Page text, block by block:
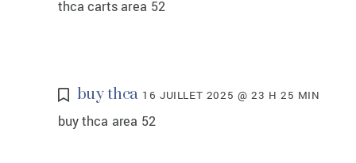
thca carts area 52
buy thca 16 JUILLET 2025 @ 23 H 25 MIN
buy thca area 52